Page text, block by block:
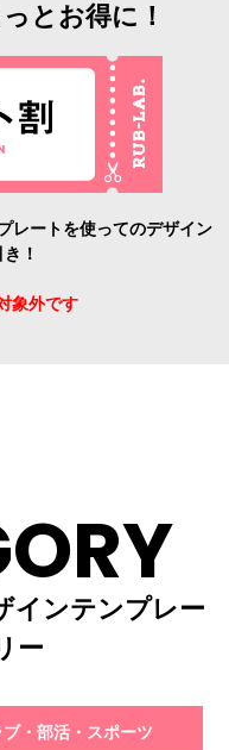
とお得に！
レートを使ってのデザイン
！
象外です
インテンプレー
ー
ブ・部活・スポーツ